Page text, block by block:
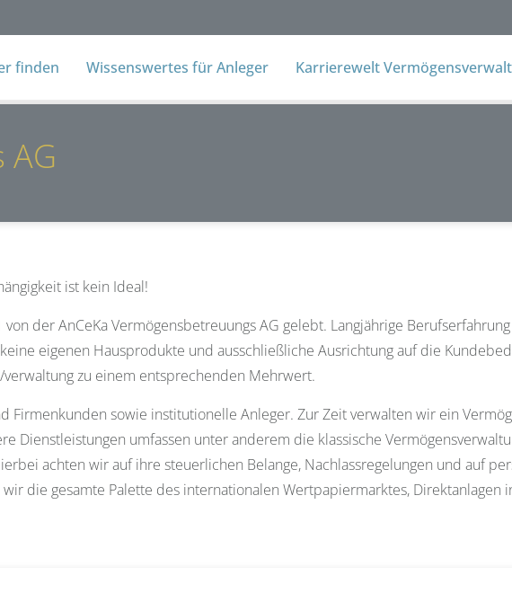
finden Wissenswertes für Anleger Karrierewelt
ist kein Ideal!
der AnCeKa Vermögensbetreuungs AG gelebt. Langjährige
eigenen Hausprodukte und ausschließliche Ausrichtung auf die
zu einem entsprechenden Mehrwert.
Firmenkunden sowie institutionelle Anleger. Zur Zeit verwalten wir ein
Dienstleistungen umfassen unter anderem die klassische
achten wir auf ihre steuerlichen Belange, Nachlassregelungen und auf
wir die gesamte Palette des internationalen Wertpapiermarktes, Direktanlagen